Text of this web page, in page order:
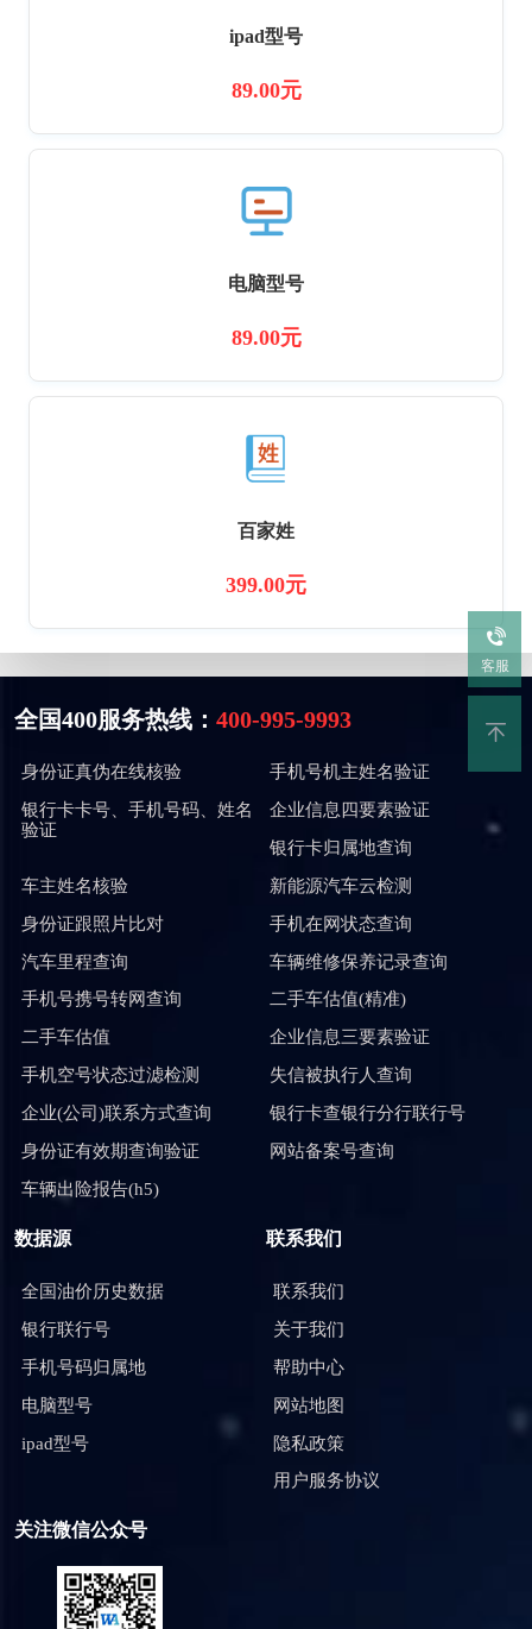
ipad型号
89.00元
电脑型号
89.00元
百家姓
399.00元
全国400服务热线： 400-995-9993
身份证真伪在线核验
手机号机主姓名验证
银行卡卡号、手机号码、姓名
验证
企业信息四要素验证
银行卡归属地查询
车主姓名核验
新能源汽车云检测
身份证跟照片比对
手机在网状态查询
汽车里程查询
车辆维修保养记录查询
手机号携号转网查询
二手车估值(精准)
二手车估值
企业信息三要素验证
手机空号状态过滤检测
失信被执行人查询
企业(公司)联系方式查询
银行卡查银行分行联行号
身份证有效期查询验证
网站备案号查询
车辆出险报告(h5)
数据源
全国油价历史数据
银行联行号
手机号码归属地
电脑型号
ipad型号
联系我们
联系我们
关于我们
帮助中心
网站地图
隐私政策
用户服务协议
关注微信公众号
客服